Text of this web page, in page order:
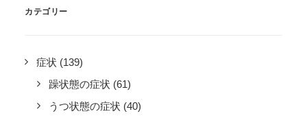
カテゴリー
症状 (139)
躁状態の症状 (61)
うつ状態の症状 (40)